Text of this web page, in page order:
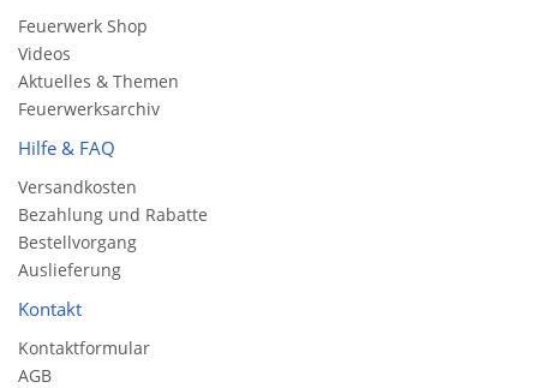
Feuerwerk Shop
Videos
Aktuelles & Themen
Feuerwerksarchiv
Hilfe & FAQ
Versandkosten
Bezahlung und Rabatte
Bestellvorgang
Auslieferung
Kontakt
Kontaktformular
AGB